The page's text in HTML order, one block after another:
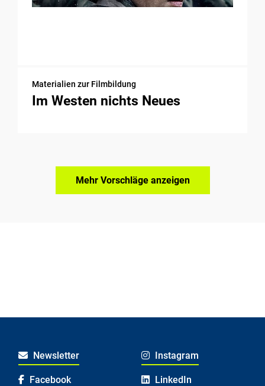
Materialien zur Filmbildung
Im Westen nichts Neues
Mehr Vorschläge anzeigen
Newsletter Instagram
Facebook LinkedIn